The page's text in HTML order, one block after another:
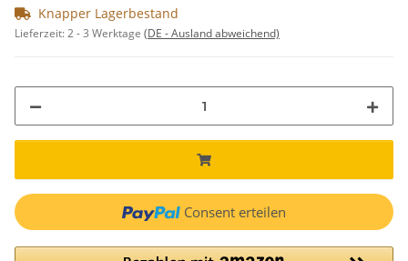
Knapper Lagerbestand
Lieferzeit:2 - 3 Werktage (DE - Ausland abweichend)
Consent erteilen